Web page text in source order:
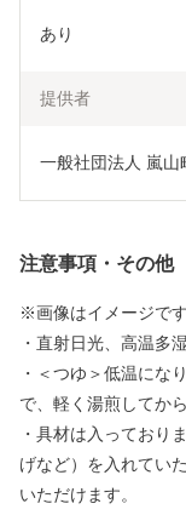
あり
提供者
一般社団法人 嵐山
注意事項・その他
※画像はイメージです
・直射日光、高温多
・＜つゆ＞低温にな
で、軽く湯煎してか
・具材は入っており
げなど）を入れてい
いただけます。